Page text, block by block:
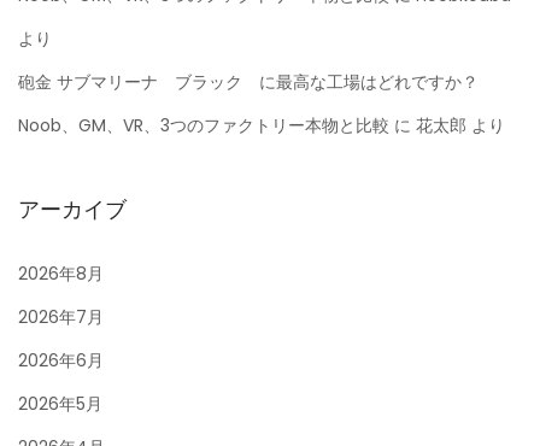
より
砲金 サブマリーナ ブラック に最高な工場はどれですか？
Noob、GM、VR、3つのファクトリー本物と比較 に 花太郎 より
アーカイブ
2026年8月
2026年7月
2026年6月
2026年5月